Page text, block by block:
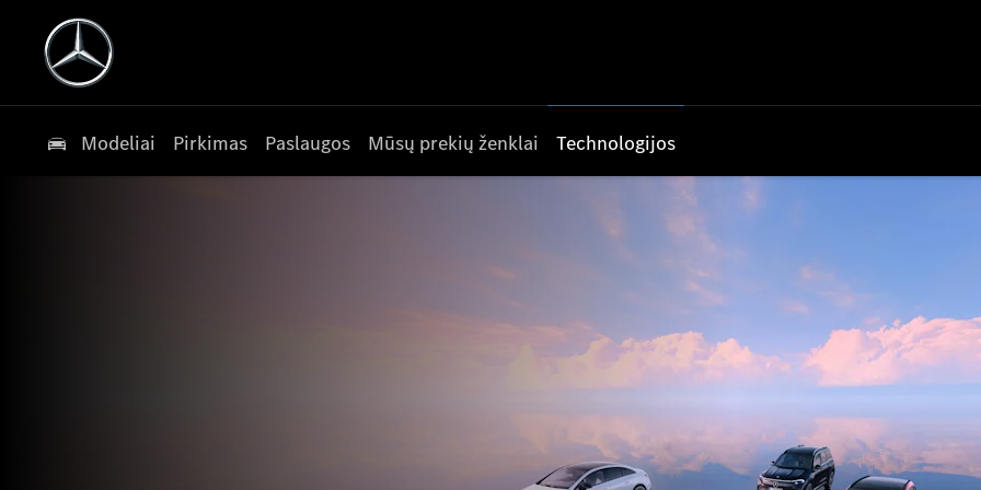
Modeliai Pirkimas Paslaugos Mūsų prekių ženklai Technologijos